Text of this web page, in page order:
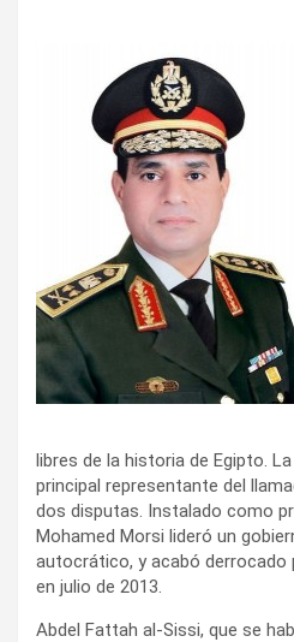
libres de la historia de Egipto.
principal representante del
dos disputas. Instalado como
Mohamed Morsi lideró un
autocrático, y acabó
en julio de 2013.
Abdel Fattah al-Sissi, que se